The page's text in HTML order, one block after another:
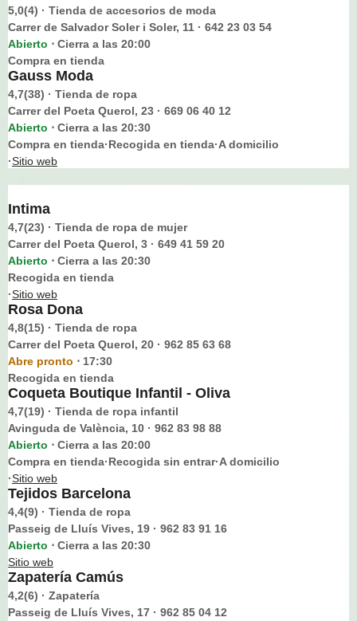
5,0(4) · Tienda de accesorios de moda
Carrer de Salvador Soler i Soler, 11 · 642 23 03 54
Abierto ⋅ Cierra a las 20:00
Compra en tienda
Gauss Moda
4,7(38) · Tienda de ropa
Carrer del Poeta Querol, 23 · 669 06 40 12
Abierto ⋅ Cierra a las 20:30
Compra en tienda·Recogida en tienda·A domicilio
·Sitio web
Intima
4,7(23) · Tienda de ropa de mujer
Carrer del Poeta Querol, 3 · 649 41 59 20
Abierto ⋅ Cierra a las 20:30
Recogida en tienda
·Sitio web
Rosa Dona
4,8(15) · Tienda de ropa
Carrer del Poeta Querol, 20 · 962 85 63 68
Abre pronto ⋅ 17:30
Recogida en tienda
Coqueta Boutique Infantil - Oliva
4,7(19) · Tienda de ropa infantil
Avinguda de València, 10 · 962 83 98 88
Abierto ⋅ Cierra a las 20:00
Compra en tienda·Recogida sin entrar·A domicilio
·Sitio web
Tejidos Barcelona
4,4(9) · Tienda de ropa
Passeig de Lluís Vives, 19 · 962 83 91 16
Abierto ⋅ Cierra a las 20:30
Sitio web
Zapatería Camús
4,2(6) · Zapatería
Passeig de Lluís Vives, 17 · 962 85 04 12